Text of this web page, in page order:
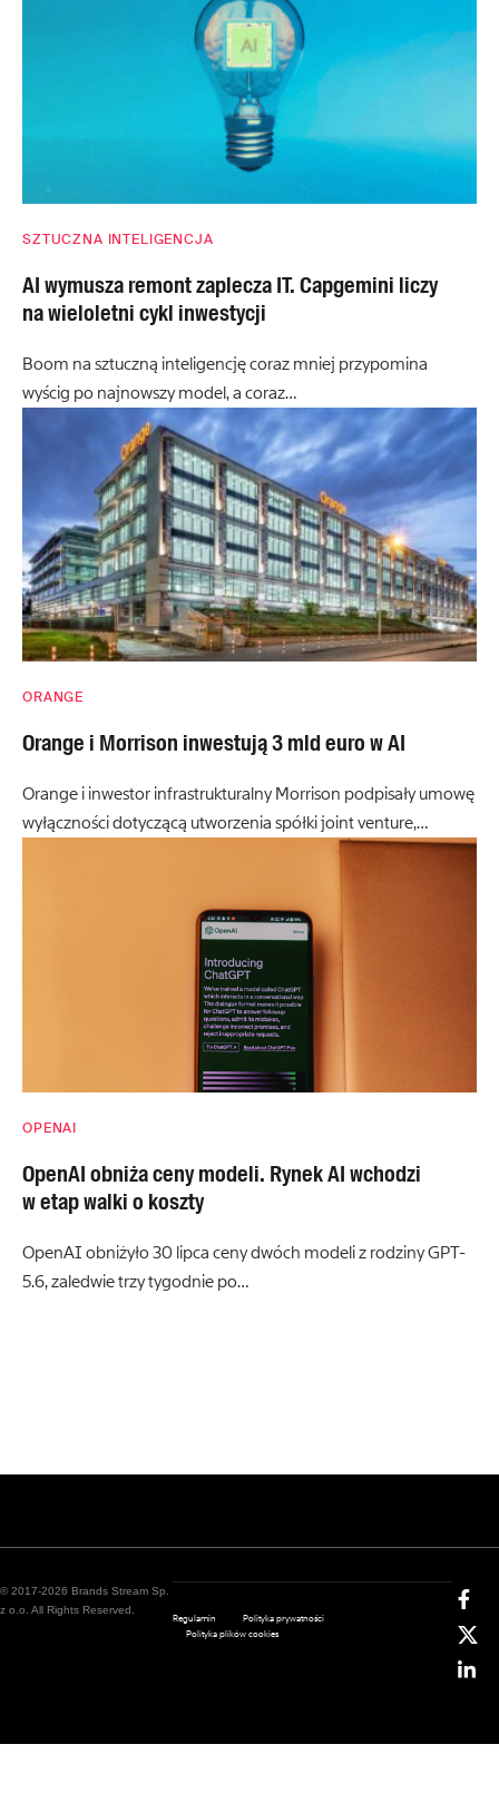
SZTUCZNA INTELIGENCJA
AI wymusza remont zaplecza IT. Capgemini liczy
na wieloletni cykl inwestycji
Boom na sztuczną inteligencję coraz mniej przypomina
wyścig po najnowszy model, a coraz…
ORANGE
Orange i Morrison inwestują 3 mld euro w AI
Orange i inwestor infrastrukturalny Morrison podpisały umowę
wyłączności dotyczącą utworzenia spółki joint venture,…
OPENAI
OpenAI obniża ceny modeli. Rynek AI wchodzi
w etap walki o koszty
OpenAI obniżyło 30 lipca ceny dwóch modeli z rodziny GPT-
5.6, zaledwie trzy tygodnie po…
© 2017-2026 Brands Stream Sp.
z o.o. All Rights Reserved.
Regulamin
Polityka prywatności
Polityka plików cookies